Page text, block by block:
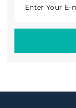
Enter Your E-